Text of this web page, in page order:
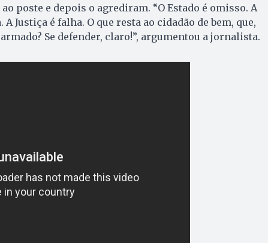
poste e depois o agrediram. “O Estado é omisso. A
Justiça é falha. O que resta ao cidadão de bem, que,
Se defender, claro!”, argumentou a jornalista.